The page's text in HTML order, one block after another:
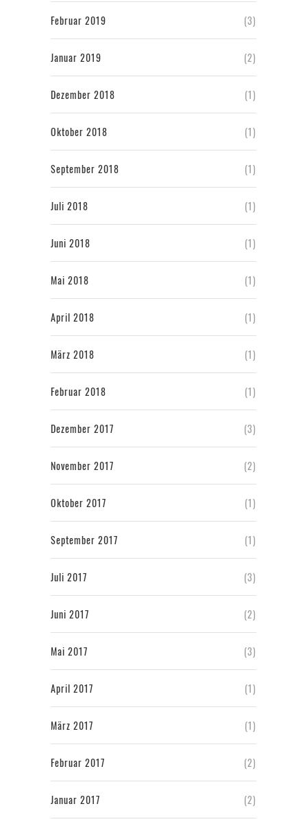
Februar 2019 (3)
Januar 2019 (2)
Dezember 2018 (1)
Oktober 2018 (1)
September 2018 (1)
Juli 2018 (1)
Juni 2018 (1)
Mai 2018 (1)
April 2018 (1)
März 2018 (1)
Februar 2018 (1)
Dezember 2017 (3)
November 2017 (2)
Oktober 2017 (1)
September 2017 (1)
Juli 2017 (3)
Juni 2017 (2)
Mai 2017 (3)
April 2017 (1)
März 2017 (1)
Februar 2017 (2)
Januar 2017 (2)